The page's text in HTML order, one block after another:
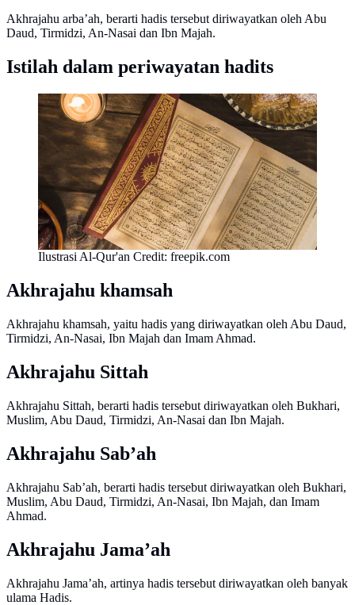
Akhrajahu arba’ah, berarti hadis tersebut diriwayatkan oleh Abu
Daud, Tirmidzi, An-Nasai dan Ibn Majah.
Istilah dalam periwayatan hadits
Ilustrasi Al-Qur'an Credit: freepik.com
Akhrajahu khamsah
Akhrajahu khamsah, yaitu hadis yang diriwayatkan oleh Abu Daud,
Tirmidzi, An-Nasai, Ibn Majah dan Imam Ahmad.
Akhrajahu Sittah
Akhrajahu Sittah, berarti hadis tersebut diriwayatkan oleh Bukhari,
Muslim, Abu Daud, Tirmidzi, An-Nasai dan Ibn Majah.
Akhrajahu Sab’ah
Akhrajahu Sab’ah, berarti hadis tersebut diriwayatkan oleh Bukhari,
Muslim, Abu Daud, Tirmidzi, An-Nasai, Ibn Majah, dan Imam
Ahmad.
Akhrajahu Jama’ah
Akhrajahu Jama’ah, artinya hadis tersebut diriwayatkan oleh banyak
ulama Hadis.